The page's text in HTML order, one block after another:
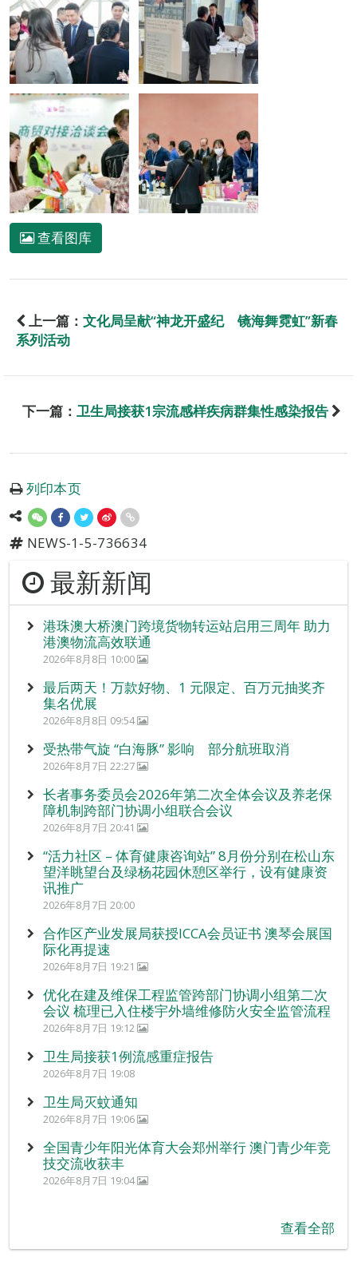
查看图库
上一篇： 文化局呈献“神龙开盛纪 镜海舞霓虹”新春
系列活动
下一篇： 卫生局接获1宗流感样疾病群集性感染报告
列印本页
NEWS-1-5-736634
最新新闻
港珠澳大桥澳门跨境货物转运站启用三周年 助力
港澳物流高效联通
2026年8月8日 10:00
最后两天！万款好物、1 元限定、百万元抽奖齐
集名优展
2026年8月8日 09:54
受热带气旋 “白海豚” 影响 部分航班取消
2026年8月7日 22:27
长者事务委员会2026年第二次全体会议及养老保
障机制跨部门协调小组联合会议
2026年8月7日 20:41
“活力社区 – 体育健康咨询站” 8月份分别在松山东
望洋眺望台及绿杨花园休憩区举行，设有健康资
讯推广
2026年8月7日 20:00
合作区产业发展局获授ICCA会员证书 澳琴会展国
际化再提速
2026年8月7日 19:21
优化在建及维保工程监管跨部门协调小组第二次
会议 梳理已入住楼宇外墙维修防火安全监管流程
2026年8月7日 19:12
卫生局接获1例流感重症报告
2026年8月7日 19:08
卫生局灭蚊通知
2026年8月7日 19:06
全国青少年阳光体育大会郑州举行 澳门青少年竞
技交流收获丰
2026年8月7日 19:04
查看全部